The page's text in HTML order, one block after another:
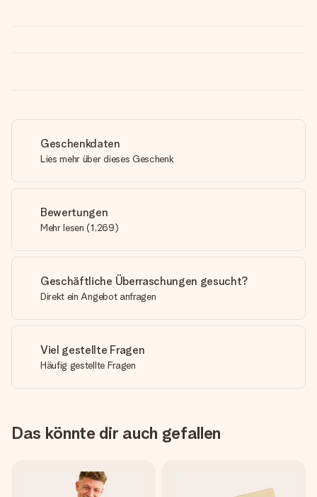
Geschenkdaten
Lies mehr über dieses Geschenk
Bewertungen
Mehr lesen (1,269)
Geschäftliche Überraschungen gesucht?
Direkt ein Angebot anfragen
Viel gestellte Fragen
Häufig gestellte Fragen
Das könnte dir auch gefallen